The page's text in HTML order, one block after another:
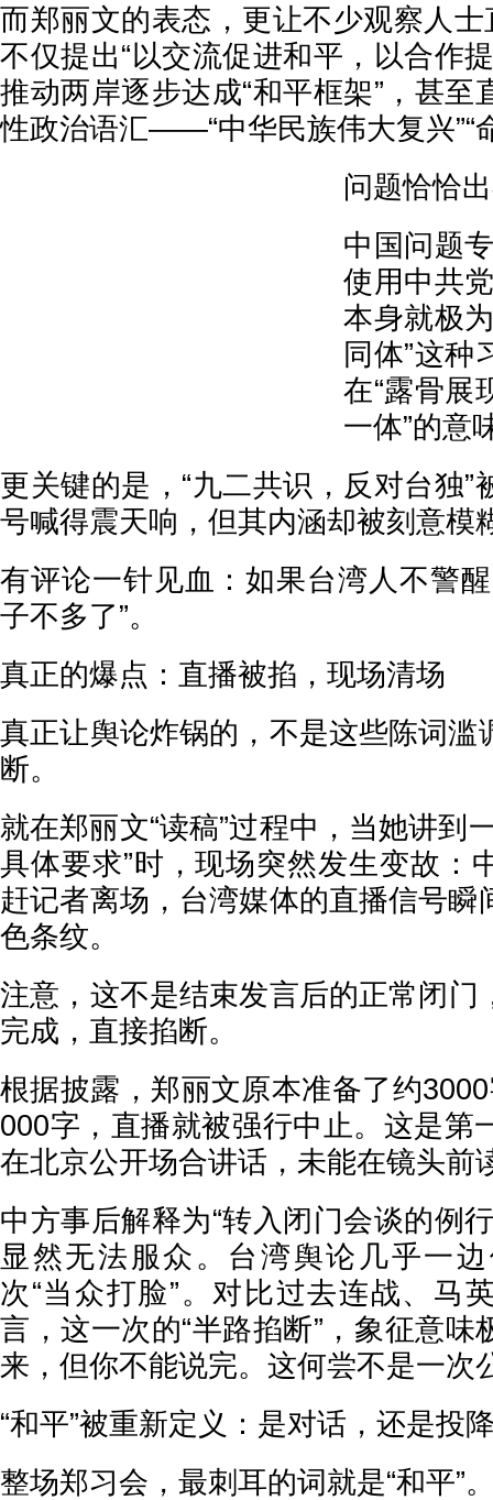
而郑丽文的表态，更让不少观察人士
不仅提出“以交流促进和平，以合作
推动两岸逐步达成“和平框架”，甚至
性政治语汇——“中华民族伟大复兴”“
问题恰恰
中国问题
使用中共
本身就极
同体”这种
在“露骨展
一体”的意
更关键的是，“九二共识，反对台独”
号喊得震天响，但其内涵却被刻意模
有评论一针见血：如果台湾人不警
子不多了”。
真正的爆点：直播被掐，现场清场
真正让舆论炸锅的，不是这些陈词滥
断。
就在郑丽文“读稿”过程中，当她讲到
具体要求”时，现场突然发生变故：
赶记者离场，台湾媒体的直播信号瞬
色条纹。
注意，这不是结束发言后的正常闭
完成，直接掐断。
根据披露，郑丽文原本准备了约
000字，直播就被强行中止。这是第
在北京公开场合讲话，未能在镜头前
中方事后解释为“转入闭门会谈的例
显然无法服众。台湾舆论几乎一
次“当众打脸”。对比过去连战、马
言，这一次的“半路掐断”，象征意
来，但你不能说完。这何尝不是一次
“和平”被重新定义：是对话，还是投
整场郑习会，最刺耳的词就是“和平”